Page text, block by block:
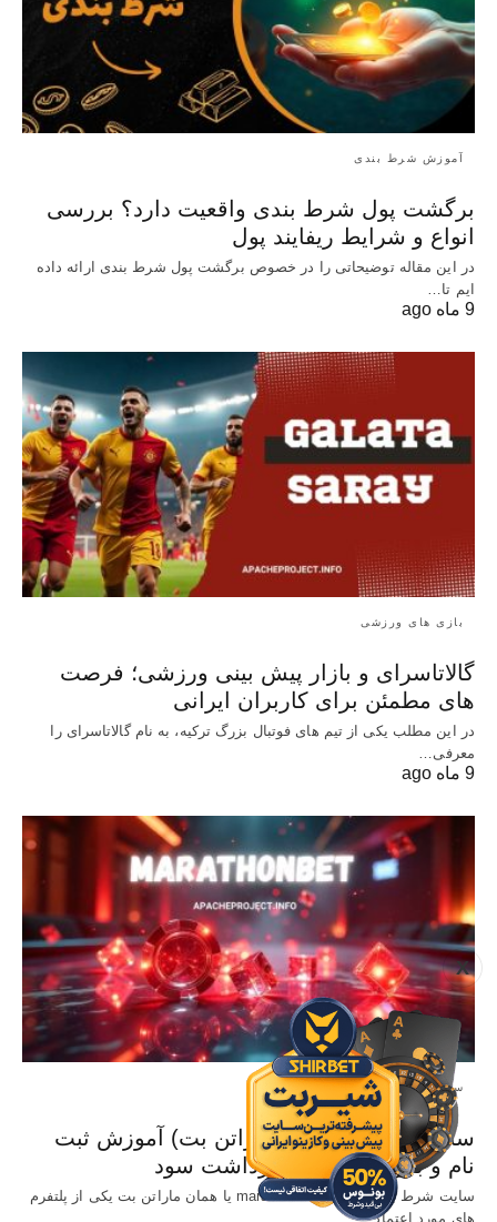
X
آموزش شرط بندی
برگشت پول شرط بندی واقعیت دارد؟ بررسی
انواع و شرایط ریفایند پول
در این مقاله توضیحاتی را در خصوص برگشت پول شرط بندی ارائه داده
ایم تا…
9 ماه ago
بازی های ورزشی
گالاتاسرای و بازار پیش‌ بینی ورزشی؛ فرصت‌
های مطمئن برای کاربران ایرانی
در این مطلب یکی از تیم های فوتبال بزرگ ترکیه، به نام گالاتاسرای را
معرفی…
9 ماه ago
سایت معتبر شرط بندی
سایت Marathonbet (ماراتن بت) آموزش ثبت
نام و بررسی شرایط برداشت سود
سایت شرط بندی خارجی marathonbet یا همان ماراتن بت یکی از پلتفرم
های مورد اعتماد…